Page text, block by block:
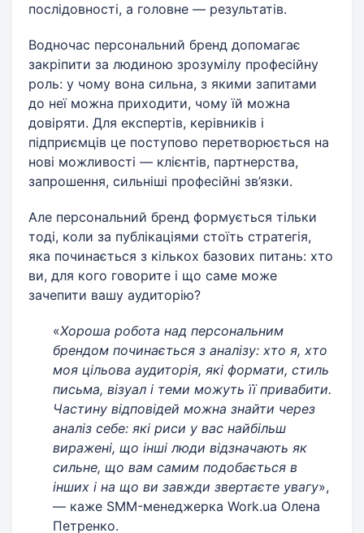
послідовності, а головне — результатів.
Водночас персональний бренд допомагає
закріпити за людиною зрозумілу професійну
роль: у чому вона сильна, з якими запитами
до неї можна приходити, чому їй можна
довіряти. Для експертів, керівників і
підприємців це поступово перетворюється на
нові можливості — клієнтів, партнерства,
запрошення, сильніші професійні зв’язки.
Але персональний бренд формується тільки
тоді, коли за публікаціями стоїть стратегія,
яка починається з кількох базових питань: хто
ви, для кого говорите і що саме може
зачепити вашу аудиторію?
«Хороша робота над персональним
брендом починається з аналізу: хто я, хто
моя цільова аудиторія, які формати, стиль
письма, візуал і теми можуть її привабити.
Частину відповідей можна знайти через
аналіз себе: які риси у вас найбільш
виражені, що інші люди відзначають як
сильне, що вам самим подобається в
інших і на що ви завжди звертаєте увагу»,
— каже SMM-менеджерка Work.ua Олена
Петренко.